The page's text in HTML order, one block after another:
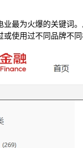
业最为火爆的关键词
使用过不同品牌不